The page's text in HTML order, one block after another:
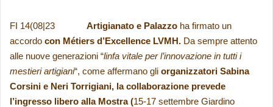
FI 14(08|23 Artigianato e Palazzo ha firmato un
accordo con Métiers d’Excellence LVMH. Da sempre attento
alle nuove generazioni “linfa vitale per l’innovazione in tutti i
mestieri artigiani“, come affermano gli organizzatori Sabina
Corsini e Neri Torrigiani, la collaborazione prevede
l’ingresso libero alla Mostra (15-17 settembre Giardino